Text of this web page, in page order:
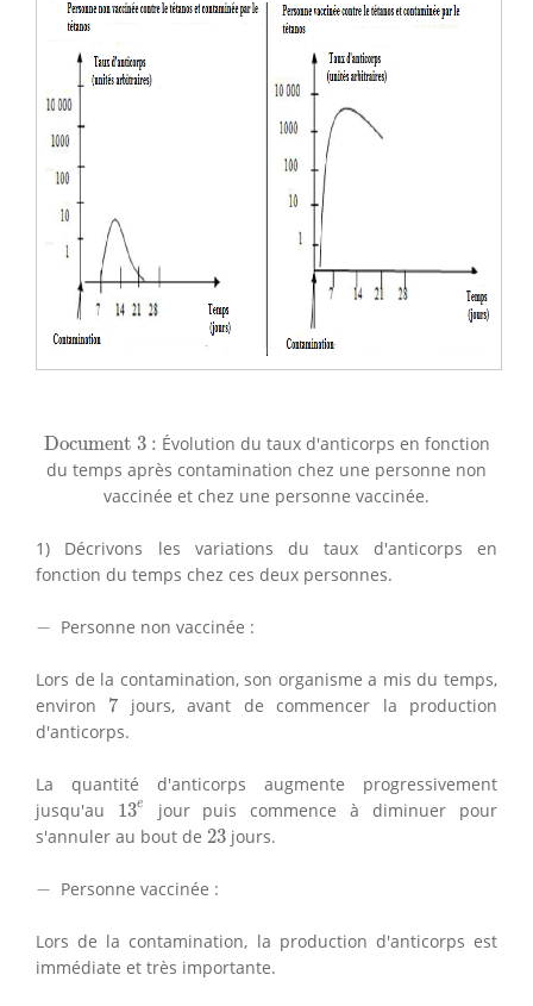
Document 3 :
Document 3 :Évolution du taux d'anticorps en fonction
du temps après contamination chez une personne non
vaccinée et chez une personne vaccinée.
1) Décrivons les variations du taux d'anticorps en
fonction du temps chez ces deux personnes.
− Personne non vaccinée :
Lors de la contamination, son organisme a mis du temps,
environ 7
7 jours, avant de commencer la production
d'anticorps.
La quantité d'anticorps augmente progressivement
jusqu'au 13e
13e jour puis commence à diminuer pour
s'annuler au bout de 23
23 jours.
− Personne vaccinée :
Lors de la contamination, la production d'anticorps est
immédiate et très importante.